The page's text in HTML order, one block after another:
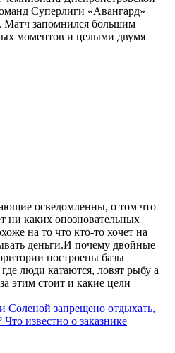
Суперлиги «Авангард»
запомнился большим
моментов и целыми двумя
осведомленны, о том что
ни каких опозновательных
на то что кто-то хочет на
деньги.И почему двойные
построены базы
люди катаются, ловят рыбу а
этим стоит и какие цели
Соленой запрещено отдыхать,
известно о заказнике